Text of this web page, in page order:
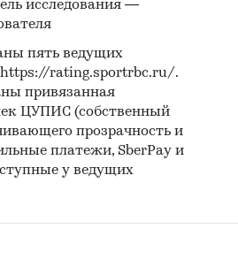
в настоящее время и в
получения информации
Федеральной
DataMonitor,
и электронные деловые
исследования —
пять ведущих
https://rating.sportrbc.ru/.
привязанная
ЦУПИС (собственный
прозрачность и
платежи, SberPay и
у ведущих